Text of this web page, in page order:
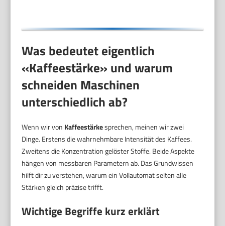
Was bedeutet eigentlich
«Kaffeestärke» und warum
schneiden Maschinen
unterschiedlich ab?
Wenn wir von Kaffeestärkesprechen, meinen wir zwei
Dinge. Erstens die wahrnehmbare Intensität des Kaffees.
Zweitens die Konzentration gelöster Stoffe. Beide Aspekte
hängen von messbaren Parametern ab. Das Grundwissen
hilft dir zu verstehen, warum ein Vollautomat selten alle
Stärken gleich präzise trifft.
Wichtige Begriffe kurz erklärt